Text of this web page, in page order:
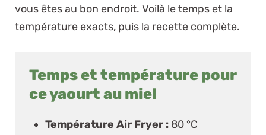
vous êtes au bon endroit. Voilà le temps et la
température exacts, puis la recette complète.
Temps et température pour
ce yaourt au miel
Température Air Fryer : 80 °C